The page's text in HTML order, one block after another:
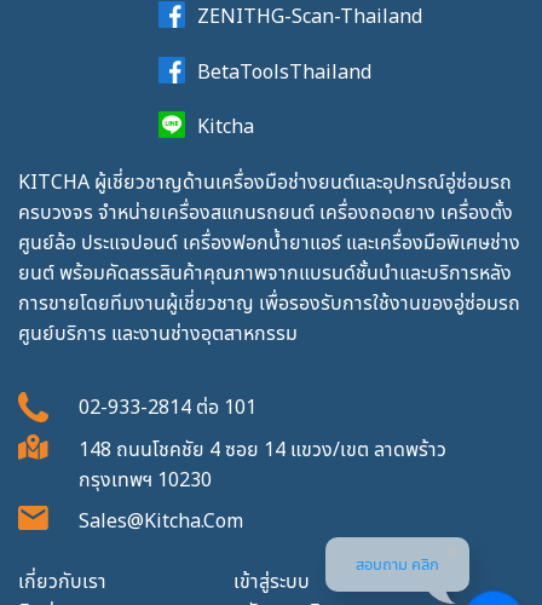
ZENITHG-Scan-Thailand
BetaToolsThailand
Kitcha
KITCHA ผู้เชี่ยวชาญด้านเครื่องมือช่างยนต์และอุปกรณ์อู่ซ่อมรถ
ครบวงจร จำหน่ายเครื่องสแกนรถยนต์ เครื่องถอดยาง เครื่องตั้ง
ศูนย์ล้อ ประแจปอนด์ เครื่องฟอกน้ำยาแอร์ และเครื่องมือพิเศษช่าง
ยนต์ พร้อมคัดสรรสินค้าคุณภาพจากแบรนด์ชั้นนำและบริการหลัง
การขายโดยทีมงานผู้เชี่ยวชาญ เพื่อรองรับการใช้งานของอู่ซ่อมรถ
ศูนย์บริการ และงานช่างอุตสาหกรรม
02-933-2814 ต่อ 101
148 ถนนโชคชัย 4 ซอย 14 แขวง/เขต ลาดพร้าว
กรุงเทพฯ 10230
Sales@kitcha.com
เกี่ยวกับเรา
เข้าสู่ระบบ
สอบถาม คลิก